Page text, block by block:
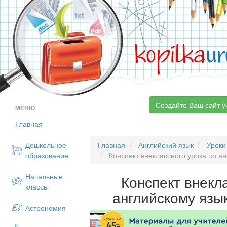
kopilka
МЕНЮ
Главная
Дошкольное
образование
Начальные
классы
Астрономия
Создайте Ваш сайт
Главная Английский язык
Уроки
Конспект внеклассного урока по
Конспект
английскому